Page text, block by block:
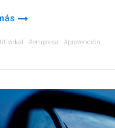
empresa prevención